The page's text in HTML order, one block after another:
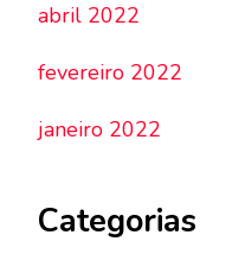
abril 2022
fevereiro 2022
janeiro 2022
Categorias